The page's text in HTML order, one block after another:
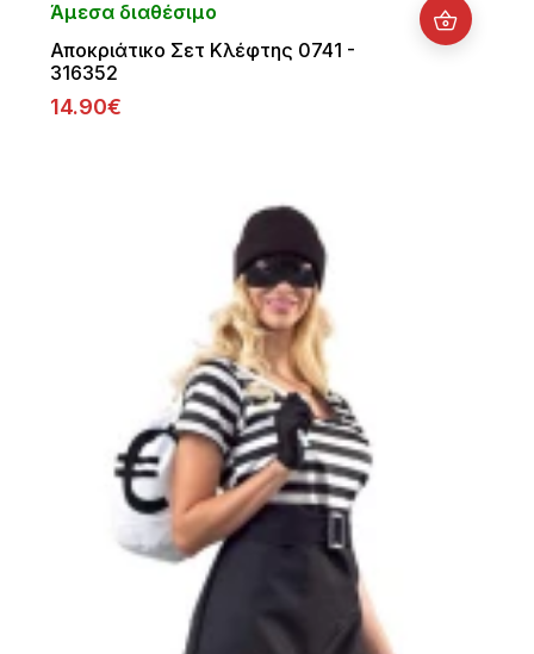
Άμεσα διαθέσιμο
Αποκριάτικο Σετ Κλέφτης 0741 -
316352
14.90€